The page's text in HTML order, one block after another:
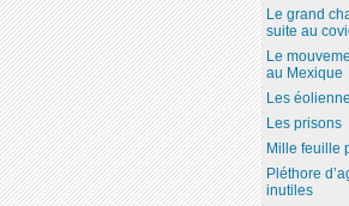
Le grand
suite au
Le
au Mexique
Les
Les prisons
Mille feuille
Pléthore
inutiles